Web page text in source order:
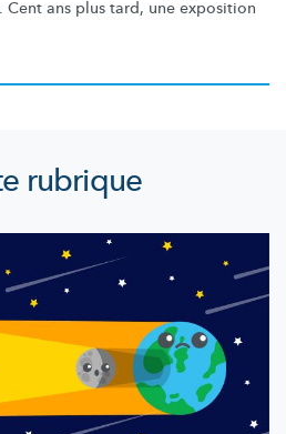
Cent ans plus tard, une exposition
rubrique